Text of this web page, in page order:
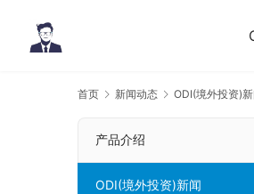
首页 新闻动态 ODI(境外投资)
产品介绍
ODI(境外投资)新闻